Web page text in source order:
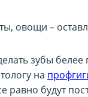
овощи –
зубы
на
равно будут